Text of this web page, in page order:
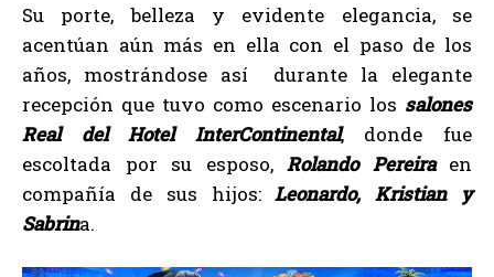
Su porte, belleza y evidente elegancia, se
acentúan aún más en ella con el paso de los
años, mostrándose así durante la elegante
recepción que tuvo como escenario los salones
Real del Hotel InterContinental, donde fue
escoltada por su esposo, Rolando Pereiraen
compañía de sus hijos:Leonardo, Kristian y
Sabrina.